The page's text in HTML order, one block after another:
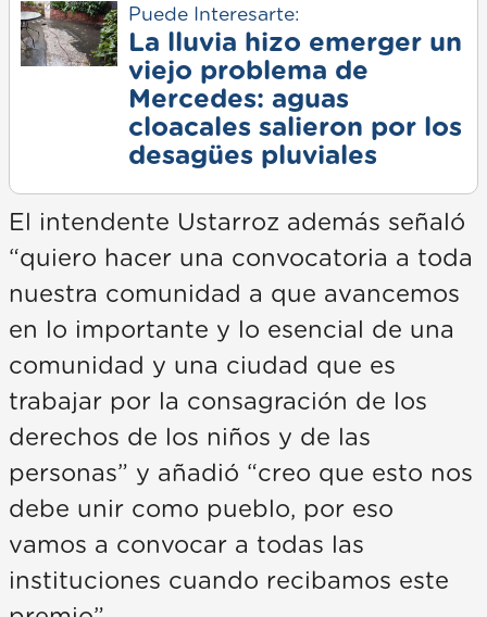
Puede Interesarte:
La lluvia hizo emerger un
viejo problema de
Mercedes: aguas
cloacales salieron por los
desagües pluviales
El intendente Ustarroz además señaló
“quiero hacer una convocatoria a toda
nuestra comunidad a que avancemos
en lo importante y lo esencial de una
comunidad y una ciudad que es
trabajar por la consagración de los
derechos de los niños y de las
personas” y añadió “creo que esto nos
debe unir como pueblo, por eso
vamos a convocar a todas las
instituciones cuando recibamos este